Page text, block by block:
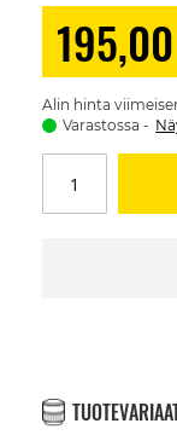
Alin hinta
Varastossa
gallery